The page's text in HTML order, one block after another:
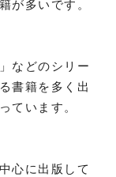
が多いです。
などのシリー
書籍を多く出
ています。
心に出版して